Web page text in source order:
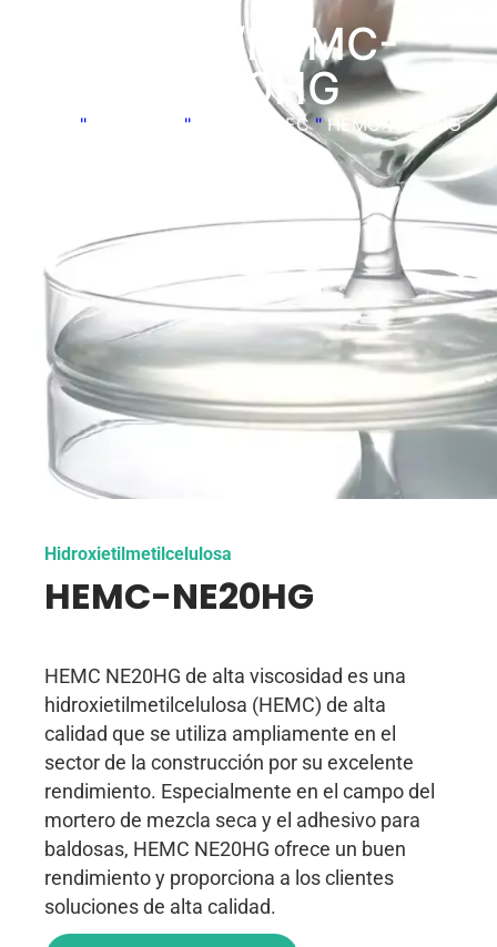
MHEC/HEMC-
NE20HG
" " HEMC/MHEC " HEMC-NE20HG
Hidroxietilmetilcelulosa
HEMC-NE20HG
HEMC NE20HG de alta viscosidad es una
hidroxietilmetilcelulosa (HEMC) de alta
calidad que se utiliza ampliamente en el
sector de la construcción por su excelente
rendimiento. Especialmente en el campo del
mortero de mezcla seca y el adhesivo para
baldosas, HEMC NE20HG ofrece un buen
rendimiento y proporciona a los clientes
soluciones de alta calidad.